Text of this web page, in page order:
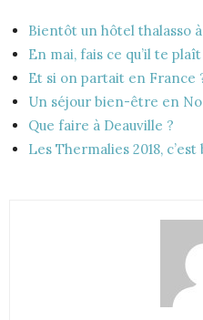
Bientôt un hôtel thalasso
En mai, fais ce qu’il te plaît
Et si on partait en France
Un séjour bien-être en
Que faire à Deauville ?
Les Thermalies 2018,